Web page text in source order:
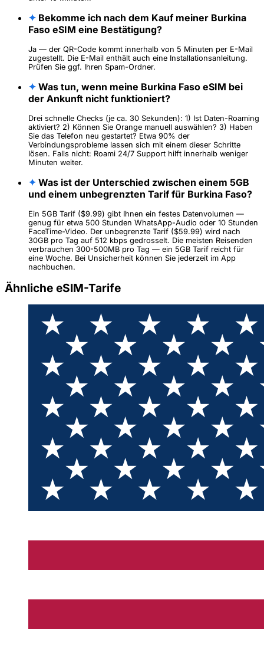
✦ Bekomme ich nach dem Kauf meiner Burkina
Faso eSIM eine Bestätigung?
Ja — der QR-Code kommt innerhalb von 5 Minuten per E-Mail
zugestellt. Die E-Mail enthält auch eine Installationsanleitung.
Prüfen Sie ggf. Ihren Spam-Ordner.
✦ Was tun, wenn meine Burkina Faso eSIM bei
der Ankunft nicht funktioniert?
Drei schnelle Checks (je ca. 30 Sekunden): 1) Ist Daten-Roaming
aktiviert? 2) Können Sie Orange manuell auswählen? 3) Haben
Sie das Telefon neu gestartet? Etwa 90% der
Verbindungsprobleme lassen sich mit einem dieser Schritte
lösen. Falls nicht: Roami 24/7 Support hilft innerhalb weniger
Minuten weiter.
✦ Was ist der Unterschied zwischen einem 5GB
und einem unbegrenzten Tarif für Burkina Faso?
Ein 5GB Tarif ($9.99) gibt Ihnen ein festes Datenvolumen —
genug für etwa 500 Stunden WhatsApp-Audio oder 10 Stunden
FaceTime-Video. Der unbegrenzte Tarif ($59.99) wird nach
30GB pro Tag auf 512 kbps gedrosselt. Die meisten Reisenden
verbrauchen 300-500MB pro Tag — ein 5GB Tarif reicht für
eine Woche. Bei Unsicherheit können Sie jederzeit im App
nachbuchen.
Ähnliche eSIM-Tarife